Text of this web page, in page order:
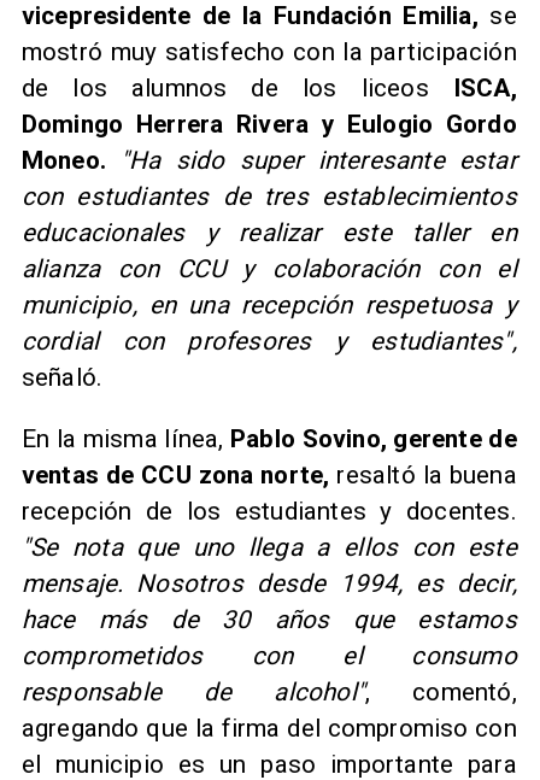
vicepresidente de la Fundación Emilia, se
mostró muy satisfecho con la participación
de los alumnos de los liceos ISCA,
Domingo Herrera Rivera y Eulogio Gordo
Moneo.
"Ha sido super interesante estar
con estudiantes de tres establecimientos
educacionales y realizar este taller en
alianza con CCU y colaboración con el
municipio, en una recepción respetuosa y
cordial con profesores y estudiantes",
señaló.
En la misma línea, Pablo Sovino, gerente de
ventas de CCU zona norte, resaltó la buena
recepción de los estudiantes y docentes.
"Se nota que uno llega a ellos con este
mensaje. Nosotros desde 1994, es decir,
hace más de 30 años que estamos
comprometidos con el consumo
responsable de alcohol", comentó,
agregando que la firma del compromiso con
el municipio es un paso importante para